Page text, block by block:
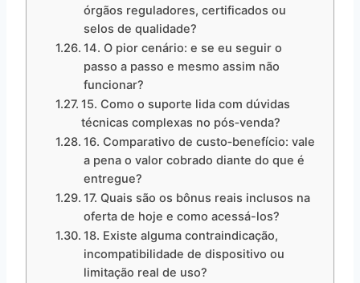
órgãos reguladores, certificados ou
selos de qualidade?
14. O pior cenário: e se eu seguir o
passo a passo e mesmo assim não
funcionar?
15. Como o suporte lida com dúvidas
técnicas complexas no pós‑venda?
16. Comparativo de custo‑benefício: vale
a pena o valor cobrado diante do que é
entregue?
17. Quais são os bônus reais inclusos na
oferta de hoje e como acessá-los?
18. Existe alguma contraindicação,
incompatibilidade de dispositivo ou
limitação real de uso?